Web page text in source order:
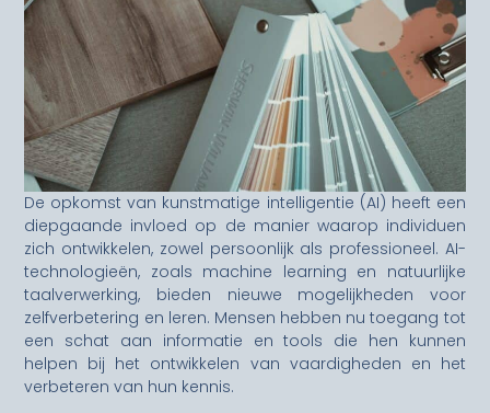
De opkomst van kunstmatige intelligentie (AI) heeft een
diepgaande invloed op de manier waarop individuen
zich ontwikkelen, zowel persoonlijk als professioneel. AI-
technologieën, zoals machine learning en natuurlijke
taalverwerking, bieden nieuwe mogelijkheden voor
zelfverbetering en leren. Mensen hebben nu toegang tot
een schat aan informatie en tools die hen kunnen
helpen bij het ontwikkelen van vaardigheden en het
verbeteren van hun kennis.